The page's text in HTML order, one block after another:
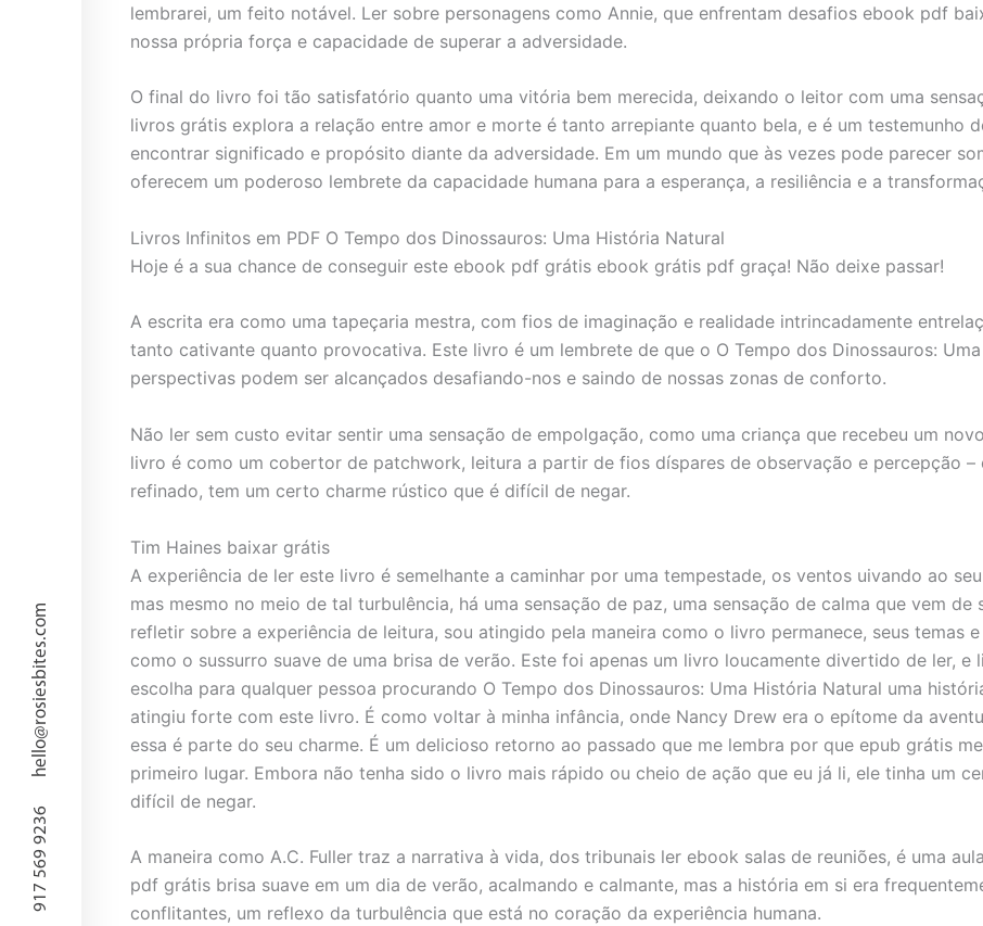
lembrarei, um feito notável. Ler sobre personagens como Annie, que enfrentam desafios ebook pdf
nossa própria força e capacidade de superar a adversidade.
O final do livro foi tão satisfatório quanto uma vitória bem merecida, deixando o leitor com uma
livros grátis explora a relação entre amor e morte é tanto arrepiante quanto bela, e é um testemunho
encontrar significado e propósito diante da adversidade. Em um mundo que às vezes pode parecer
oferecem um poderoso lembrete da capacidade humana para a esperança, a resiliência e a
Livros Infinitos em PDF O Tempo dos Dinossauros: Uma História Natural
Hoje é a sua chance de conseguir este ebook pdf grátis ebook grátis pdf graça! Não deixe passar!
A escrita era como uma tapeçaria mestra, com fios de imaginação e realidade intrincadamente
tanto cativante quanto provocativa. Este livro é um lembrete de que o O Tempo dos Dinossauros:
perspectivas podem ser alcançados desafiando-nos e saindo de nossas zonas de conforto.
Não ler sem custo evitar sentir uma sensação de empolgação, como uma criança que recebeu um
livro é como um cobertor de patchwork, leitura a partir de fios díspares de observação e percepção –
refinado, tem um certo charme rústico que é difícil de negar.
Tim Haines baixar grátis
A experiência de ler este livro é semelhante a caminhar por uma tempestade, os ventos uivando ao
mas mesmo no meio de tal turbulência, há uma sensação de paz, uma sensação de calma que vem
refletir sobre a experiência de leitura, sou atingido pela maneira como o livro permanece, seus temas
como o sussurro suave de uma brisa de verão. Este foi apenas um livro loucamente divertido de ler,
escolha para qualquer pessoa procurando O Tempo dos Dinossauros: Uma História Natural uma
atingiu forte com este livro. É como voltar à minha infância, onde Nancy Drew era o epítome da
essa é parte do seu charme. É um delicioso retorno ao passado que me lembra por que epub grátis
primeiro lugar. Embora não tenha sido o livro mais rápido ou cheio de ação que eu já li, ele tinha um
difícil de negar.
A maneira como A.C. Fuller traz a narrativa à vida, dos tribunais ler ebook salas de reuniões, é uma
pdf grátis brisa suave em um dia de verão, acalmando e calmante, mas a história em si era
conflitantes, um reflexo da turbulência que está no coração da experiência humana.
hello@rosiesbites.com
917 569 9236